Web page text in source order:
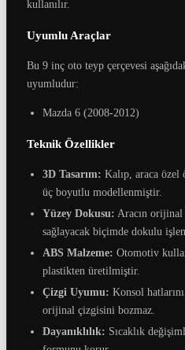
kullanılır.
Uyumlu Araçlar
Bu 9 inç oto teyp çerçevesi
uyumludur:
Mazda 6 (2008-2012)
Teknik Özellikler
3D Tasarım: Kalıp, araca özel
üç boyutlu modellenmiştir.
Yüzey Dokusu: Aracın
sağlayacak biçimde dokulu
ABS Malzeme: Otomotiv
plastikten üretilmiştir.
Çizgi Uyumu: Konsol
orijinal çizgisini bozmaz.
Dayanıklılık: Sıcaklık